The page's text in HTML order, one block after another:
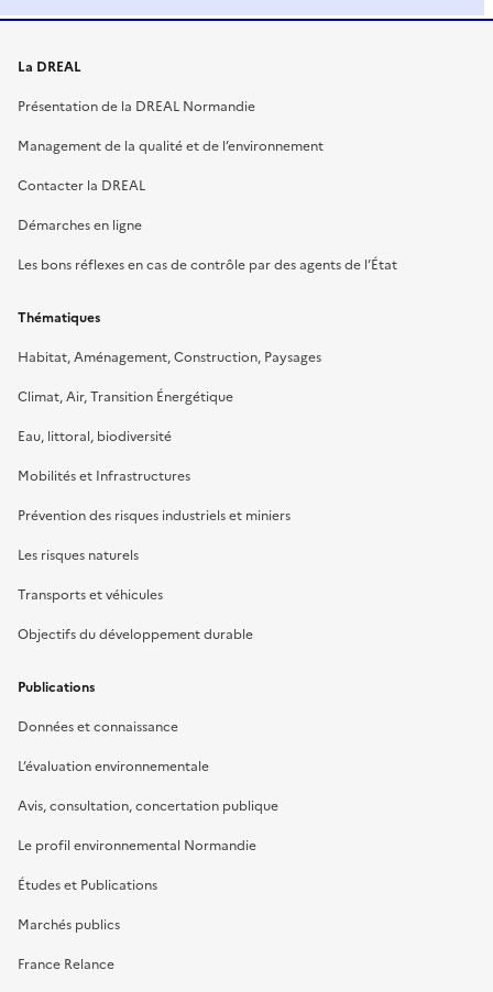
La DREAL
Présentation de la DREAL Normandie
Management de la qualité et de l’environnement
Contacter la DREAL
Démarches en ligne
Les bons réflexes en cas de contrôle par des agents de l’État
Thématiques
Habitat, Aménagement, Construction, Paysages
Climat, Air, Transition Énergétique
Eau, littoral, biodiversité
Mobilités et Infrastructures
Prévention des risques industriels et miniers
Les risques naturels
Transports et véhicules
Objectifs du développement durable
Publications
Données et connaissance
L’évaluation environnementale
Avis, consultation, concertation publique
Le profil environnemental Normandie
Études et Publications
Marchés publics
France Relance